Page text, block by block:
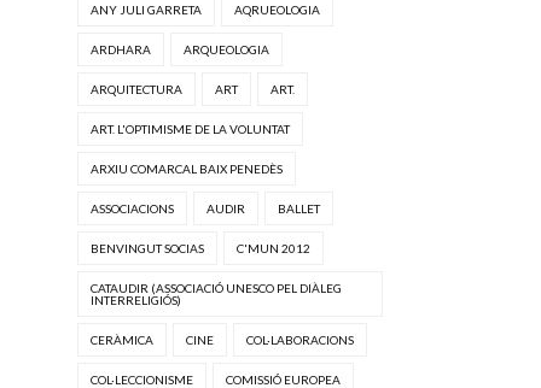
ANY JULI GARRETA AQRUEOLOGIA
ARDHARA ARQUEOLOGIA
ARQUITECTURA ART ART.
ART. L'OPTIMISME DE LA VOLUNTAT
ARXIU COMARCAL BAIX PENEDÈS
ASSOCIACIONS AUDIR BALLET
BENVINGUT SOCIAS C'MUN 2012
CATAUDIR (ASSOCIACIÓ UNESCO PEL DIÀLEG
INTERRELIGIÓS)
CERÀMICA CINE COL·LABORACIONS
COL·LECCIONISME COMISSIÓ EUROPEA